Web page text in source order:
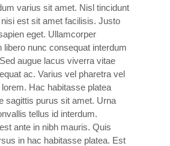
varius sit amet. Nisl tincidunt
est sit amet facilisis. Justo
eget. Ullamcorper
libero nunc consequat interdum
augue lacus viverra vitae
ac. Varius vel pharetra vel
Hac habitasse platea
sagittis purus sit amet. Urna
tellus id interdum.
ante in nibh mauris. Quis
in hac habitasse platea. Est